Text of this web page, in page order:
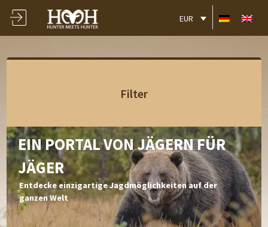
EUR
Filter
EIN PORTAL VON JÄGERN FÜR
JÄGER
Entdecke einzigartige Jagdmöglichkeiten auf der
ganzen Welt